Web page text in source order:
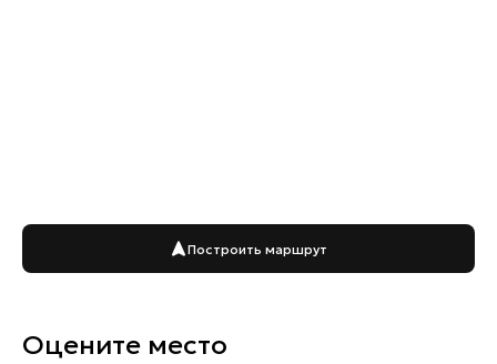
Построить маршрут
Оцените место